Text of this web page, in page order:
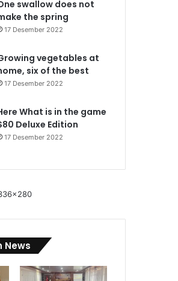
swallow does not
the spring
17 Desember 2022
vegetables at
six of the best
17 Desember 2022
What is in the game
Deluxe Edition
17 Desember 2022
News